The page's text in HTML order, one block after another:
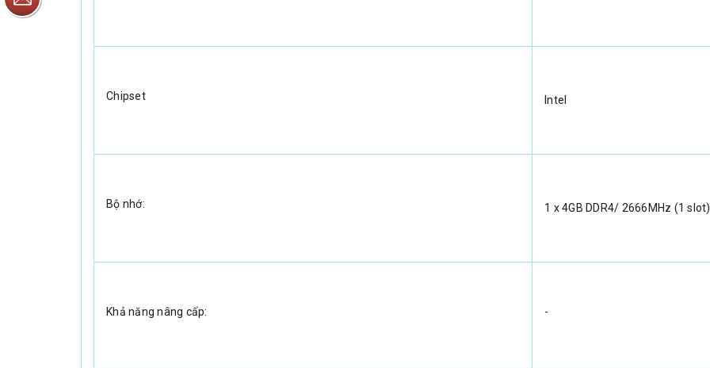
Chipset Intel
Bộ nhớ: 1 x 4GB DDR4/ 2666MHz (1 slot)
Khả năng nâng cấp: -